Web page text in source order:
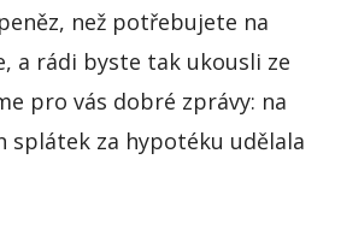
než potřebujete na
a rádi byste tak ukousli ze
pro vás dobré zprávy: na
splátek za hypotéku udělala